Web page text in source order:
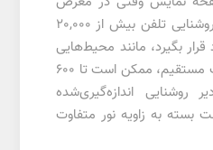
نوری که به‌وسیله حسگر روشنایی تلفن بیش از 20,000
بگیرد، مانند محیط‌هایی
با نور محیطی زیاد یا آفتاب مستقیم، ممکن است تا 600
روشنایی اندازه‌گیری‌شده
به زاویه نور متفاوت